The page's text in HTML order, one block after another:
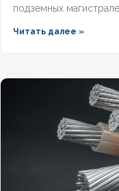
подземных
вод и требований к
Читать далее »